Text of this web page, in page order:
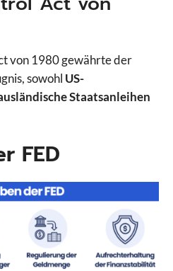
von 1980 gewährte der
sowohl US-
Staatsanleihen
FED